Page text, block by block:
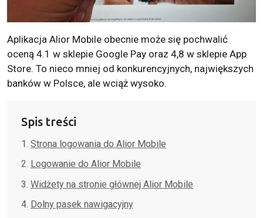
Aplikacja Alior Mobile obecnie może się pochwalić
oceną 4.1 w sklepie Google Pay oraz 4,8 w sklepie App
Store. To nieco mniej od konkurencyjnych, największych
banków w Polsce, ale wciąż wysoko.
Spis treści
Strona logowania do Alior Mobile
Logowanie do Alior Mobile
Widżety na stronie głównej Alior Mobile
Dolny pasek nawigacyjny